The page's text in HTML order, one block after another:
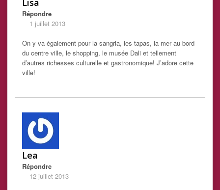
Répondre
1 juillet 2013
On y va également pour la sangria, les tapas, la mer au bord
du centre ville, le shopping, le musée Dali et tellement
d’autres richesses culturelle et gastronomique! J’adore cette
ville!
Lea
Répondre
12 juillet 2013